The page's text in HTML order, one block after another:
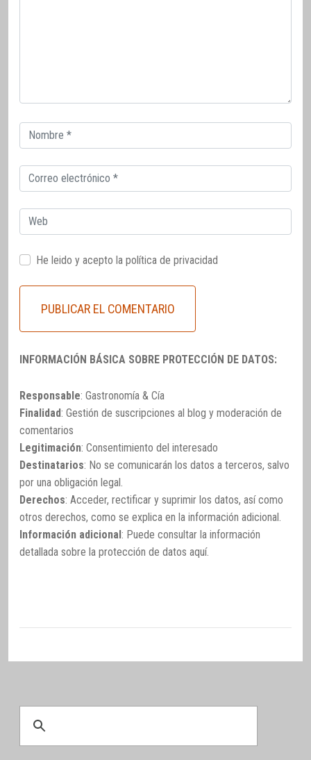
Correo
electrónico
Correo
electrónico
Web
He leido y acepto la política de privacidad
INFORMACIÓN BÁSICA SOBRE PROTECCIÓN DE DATOS:
Responsable: Gastronomía & Cía
Finalidad: Gestión de suscripciones al blog y moderación de
comentarios
Legitimación: Consentimiento del interesado
Destinatarios: No se comunicarán los datos a terceros, salvo
por una obligación legal.
Derechos: Acceder, rectificar y suprimir los datos, así como
otros derechos, como se explica en la información adicional.
Información adicional: Puede consultar la información
detallada sobre la protección de datos aquí.